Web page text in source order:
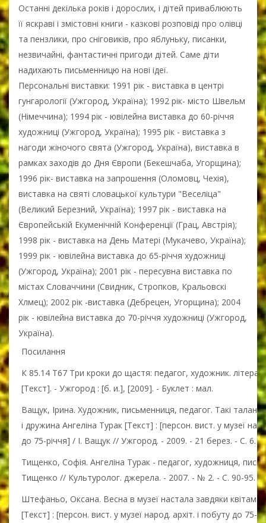
Останні декілька років і дорослих, і дітей приваблюють
її яскраві і змістовні книги - казкові розповіді про олівці
та пензлики, про сніговиків, про яблуньку, писанки,
незвичайні, фантастичні пригоди дітей. Саме діти
надихають письменницю на нові ідеї.
Персональні виставки: 1991 рік - виставка в центрі
гунгарології (Ужгород, Україна); 1992 рік- місто Швельм
(Німеччина); 1994 рік - ювілейна виставка до 60-річчя
художниці (Ужгород, Україна); 1995 рік - виставка з
нагоди жіночого свята (Ужгород, Україна), виставка в
рамках заходів до Дня Європи (Бекешчаба, Угорщина);
1996 рік- виставка на запрошення (Оломовц, Чехія),
виставка на святі словацької культури "Веселіца"
(Великий Березний, Україна); 1997 рік - виставка на
Європейській Екуменічній Конференції (Грац, Австрія);
1998 рік - виставка на День Матері (Мукачево, Україна);
1999 рік - ювілейна виставка до 65-річчя художниці
(Ужгород, Україна); 2001 рік - пересувна виставка по
містах Словаччини (Свидник, Стропков, Кральовскі
Хлмец); 2002 рік -виставка (Дебрецен, Угорщина); 2004
рік - ювілейна виставка до 70-річчя художниці (Ужгород,
Україна).
Посилання
К 85.14 Т67 Три кроки до щастя: педагог, художник.
[Текст]. - Ужгород : [б. и.], [2009]. - Буклет : мал.
Ващук, Ірина. Художник, письменниця, педагог. Такі
і дружина Ангеліна Турак [Текст] : [персон. вист. у музеї
до 75-річчя] / І. Ващук // Ужгород. - 2009. - 21 берез. - С. 6.
Тищенко, Софія. Ангеліна Турак - педагог, художниця,
Тищенко // Культуролог. джерела. - 2007. - № 2. - С. 90-95. :
Штефаньо, Оксана. Весна в музеї настала завдяки квітам
[Текст] : [персон. вист. у музеї народ. архіт. і побуту до